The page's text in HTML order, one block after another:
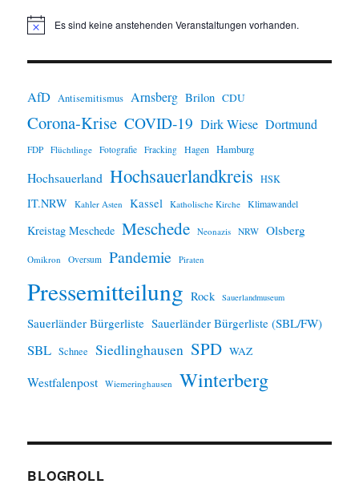
H
w
s
Es sind keine anstehenden Veranstaltungen vorhanden.
AfD Antisemitismus Arnsberg Brilon CDU
Corona-Krise COVID-19 Dirk Wiese Dortmund
FDP Flüchtlinge Fotografie Fracking Hagen Hamburg
Hochsauerland Hochsauerlandkreis HSK
IT.NRW Kahler Asten Kassel Katholische Kirche Klimawandel
Kreistag Meschede Meschede Neonazis NRW Olsberg
Omikron Oversum Pandemie Piraten
Pressemitteilung Rock Sauerlandmuseum
Sauerländer Bürgerliste Sauerländer Bürgerliste (SBL/FW)
SBL Schnee Siedlinghausen SPD WAZ
Westfalenpost Wiemeringhausen Winterberg
BLOGROLL